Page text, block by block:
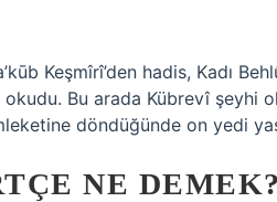
Keşmîrî’den hadis, Kadı
Bu arada Kübrevî şeyhi
döndüğünde on yedi
NE DEMEK?